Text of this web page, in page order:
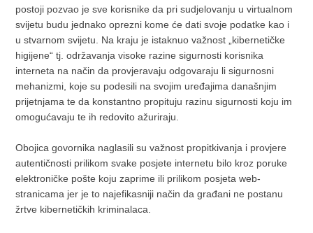
postoji pozvao je sve korisnike da pri sudjelovanju u virtualnom
svijetu budu jednako oprezni kome će dati svoje podatke kao i
u stvarnom svijetu. Na kraju je istaknuo važnost „kibernetičke
higijene“ tj. održavanja visoke razine sigurnosti korisnika
interneta na način da provjeravaju odgovaraju li sigurnosni
mehanizmi, koje su podesili na svojim uređajima današnjim
prijetnjama te da konstantno propituju razinu sigurnosti koju im
omogućavaju te ih redovito ažuriraju.
Obojica govornika naglasili su važnost propitkivanja i provjere
autentičnosti prilikom svake posjete internetu bilo kroz poruke
elektroničke pošte koju zaprime ili prilikom posjeta web-
stranicama jer je to najefikasniji način da građani ne postanu
žrtve kibernetičkih kriminalaca.